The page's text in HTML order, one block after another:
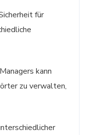
für
kann
zu verwalten,